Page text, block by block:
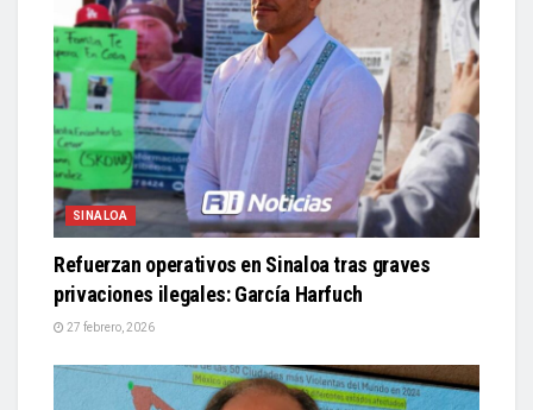
SINALOA
Refuerzan operativos en Sinaloa tras graves
privaciones ilegales: García Harfuch
27 febrero, 2026